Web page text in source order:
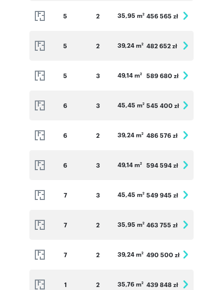
5 2 35,95 m2 456 565 zł
5 2 39,24 m2 482 652 zł
5 3 49,14 m2 589 680 zł
6 3 45,45 m2 545 400 zł
6 2 39,24 m2 486 576 zł
6 3 49,14 m2 594 594 zł
7 3 45,45 m2 549 945 zł
7 2 35,95 m2 463 755 zł
7 2 39,24 m2 490 500 zł
1 2 35,76 m2 439 848 zł